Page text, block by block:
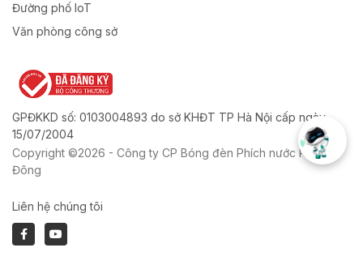
Đường phố IoT
Văn phòng công sở
GPĐKKD số: 0103004893 do sở KHĐT TP Hà Nội cấp ngày
15/07/2004
Copyright ©2026 - Công ty CP Bóng đèn Phích nước Rạng
Đông
Liên hệ chúng tôi